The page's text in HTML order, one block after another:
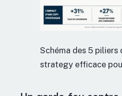
Schéma des 5 piliers
strategy efficace